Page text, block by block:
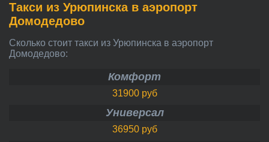
Такси из Урюпинска в аэропорт
Домодедово
Сколько стоит такси из Урюпинска в аэропорт
Домодедово:
Комфорт
31900 руб
Универсал
36950 руб